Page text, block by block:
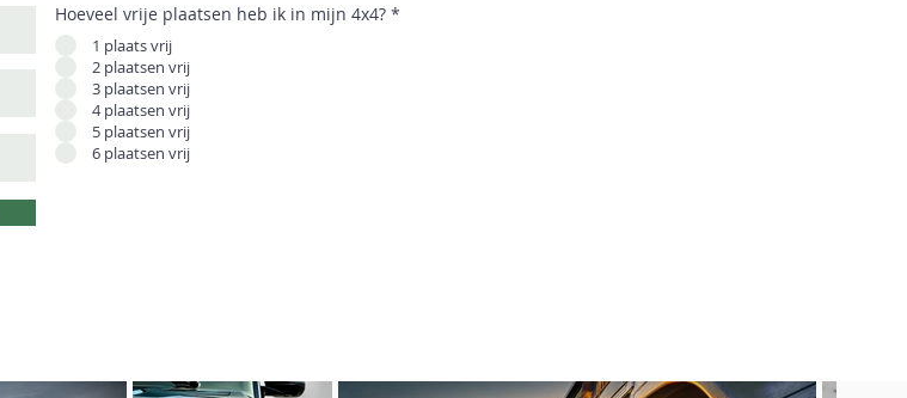
Hoeveel vrije plaatsen heb ik in mijn 4x4? *
1 plaats vrij
2 plaatsen vrij
3 plaatsen vrij
4 plaatsen vrij
5 plaatsen vrij
6 plaatsen vrij